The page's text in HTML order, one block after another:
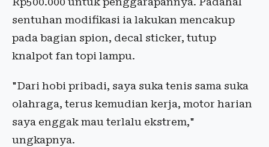
sentuhan modifikasi ia lakukan mencakup
pada bagian spion, decal sticker, tutup
knalpot fan topi lampu.
"Dari hobi pribadi, saya suka tenis sama suka
olahraga, terus kemudian kerja, motor harian
saya enggak mau terlalu ekstrem,"
ungkapnya.